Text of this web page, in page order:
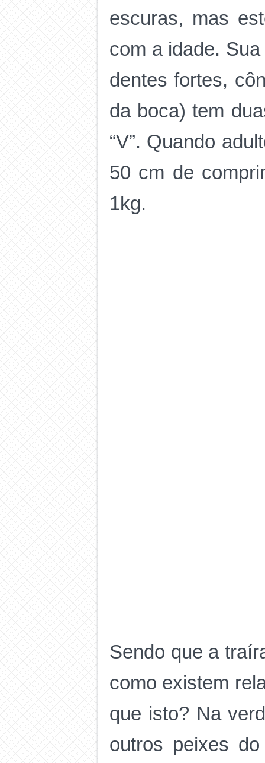
escuras, mas
com a idade.
dentes fortes,
da boca) tem
“V”. Quando
50 cm de
1kg.
Sendo que a
como existem
que isto? Na
outros peixes